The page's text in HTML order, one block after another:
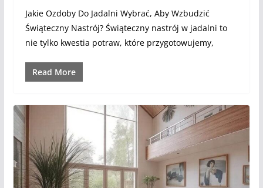
Jakie Ozdoby Do Jadalni Wybrać, Aby Wzbudzić
Świąteczny Nastrój? Świąteczny nastrój w jadalni to
nie tylko kwestia potraw, które przygotowujemy,
Read More